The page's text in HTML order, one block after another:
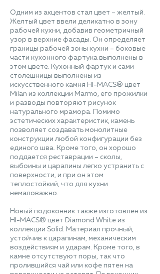
Одним из акцентов стал цвет – желтый.
Желтый цвет ввели деликатно в зону
рабочей кухни, добавив геометричный
узор в верхние фасады. Он определяет
границы рабочей зоны кухни – боковые
части кухонного фартука выполнены в
этом цвете. Кухонный фартук и сами
столешницы выполнены из
искусственного камня HI-MACS® цвет
Milan из коллекции Marmo, его прожилки
и разводы повторяют рисунок
натурального мрамора. Помимо
эстетических характеристик, камень
позволяет создавать монолитные
конструкции любой конфигурации без
единого шва. Кроме того, он хорошо
поддается реставрации – сколы,
выбоины и царапины легко устранить с
поверхности, и при он этом
теплостойкий, что для кухни
немаловажно.
Новый подоконник также изготовлен из
HI-MACS® цвет Diamond White из
коллекции Solid. Материал прочный,
устойчив к царапинам, механическим
воздействиям и ударам. Кроме того, в
камне отсутствуют поры, так что
пролившийся чай или кофе пятен на